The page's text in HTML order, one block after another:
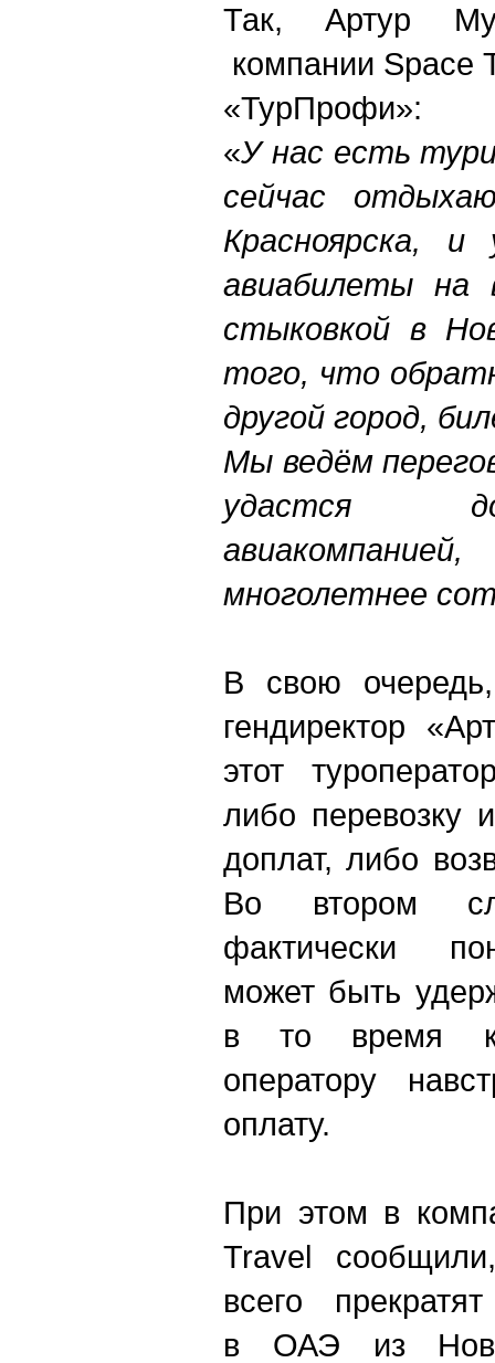
Так, Артур
компании Space
«ТурПрофи»:
«У нас есть
сейчас
Красноярска,
авиабилеты на
стыковкой в
того, что
другой город,
Мы ведём
удастся
многолетнее
В свою
гендиректор
этот
либо перевозку
доплат, либо
Во втором
фактически
может быть
в то время
оператору
оплату.
При этом в
Travel
всего
в ОАЭ из